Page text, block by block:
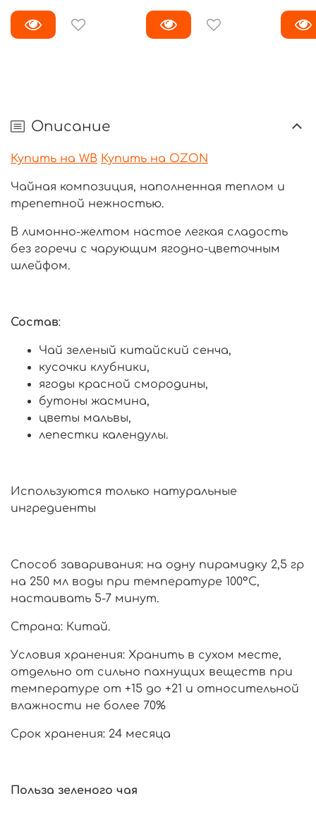
Описание
Купить на WB Купить на OZON
Чайная композиция, наполненная теплом и
трепетной нежностью.
В лимонно-желтом настое легкая сладость
без горечи с чарующим ягодно-цветочным
шлейфом.
Состав:
Чай зеленый китайский сенча,
кусочки клубники,
ягоды красной смородины,
бутоны жасмина,
цветы мальвы,
лепестки календулы.
Используются только натуральные
ингредиенты
Способ заваривания: на одну пирамидку 2,5 гр
на 250 мл воды при температуре 100°С,
настаивать 5-7 минут.
Страна: Китай.
Условия хранения: Хранить в сухом месте,
отдельно от сильно пахнущих веществ при
температуре от +15 до +21 и относительной
влажности не более 70%
Срок хранения: 24 месяца
Польза зеленого чая